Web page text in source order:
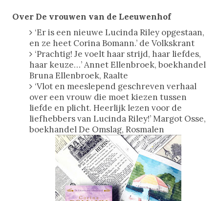
Over De vrouwen van de Leeuwenhof
‘Er is een nieuwe Lucinda Riley opgestaan,
en ze heet Corina Bomann.’ de Volkskrant
‘Prachtig! Je voelt haar strijd, haar liefdes,
haar keuze…’ Annet Ellenbroek, boekhandel
Bruna Ellenbroek, Raalte
‘Vlot en meeslepend geschreven verhaal
over een vrouw die moet kiezen tussen
liefde en plicht. Heerlijk lezen voor de
liefhebbers van Lucinda Riley!’ Margot Osse,
boekhandel De Omslag, Rosmalen